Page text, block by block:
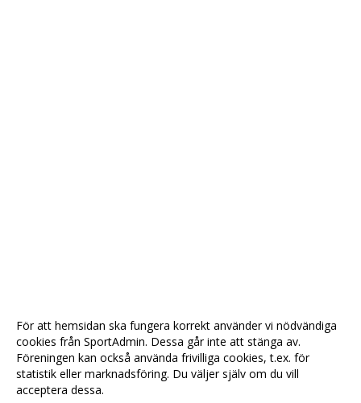
För att hemsidan ska fungera korrekt använder vi nödvändiga
cookies från SportAdmin. Dessa går inte att stänga av.
Föreningen kan också använda frivilliga cookies, t.ex. för
statistik eller marknadsföring. Du väljer själv om du vill
acceptera dessa.